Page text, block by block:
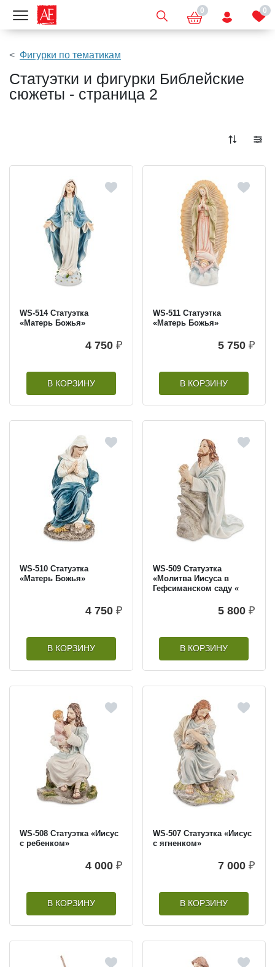
Показать меню 0 0
Фигурки по тематикам
Статуэтки и фигурки Библейские
сюжеты - страница 2
WS-514 Статуэтка
«Матерь Божья»
4 750 ₽
В КОРЗИНУ
WS-511 Статуэтка
«Матерь Божья»
5 750 ₽
В КОРЗИНУ
WS-510 Статуэтка
«Матерь Божья»
4 750 ₽
В КОРЗИНУ
WS-509 Статуэтка
«Молитва Иисуса в
Гефсиманском саду «
5 800 ₽
В КОРЗИНУ
WS-508 Статуэтка «Иисус
с ребенком»
4 000 ₽
В КОРЗИНУ
WS-507 Статуэтка «Иисус
с ягненком»
7 000 ₽
В КОРЗИНУ